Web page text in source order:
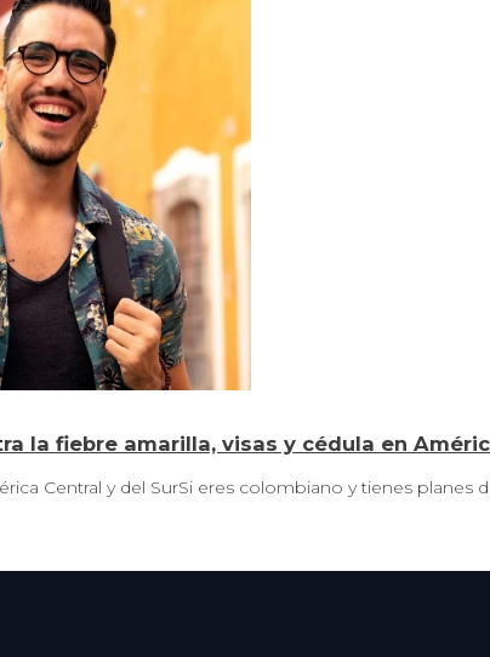
la fiebre amarilla, visas y cédula en
Central y del SurSi eres colombiano y tienes planes